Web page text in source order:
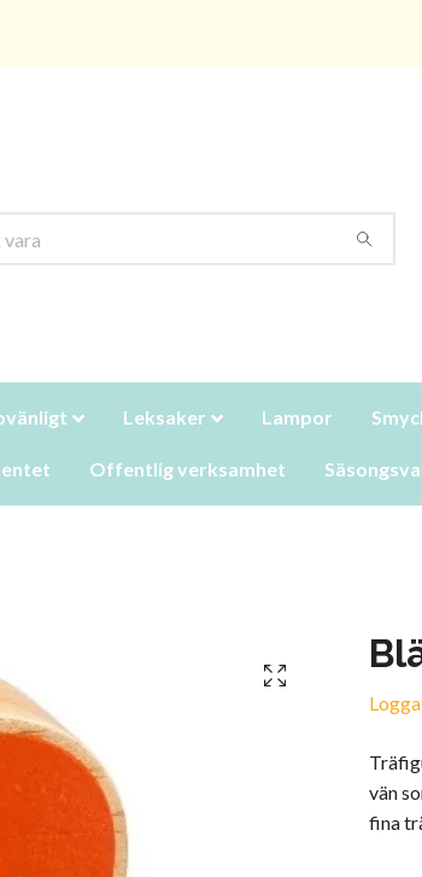
Leksaker Lampor
Offentlig verksamhet
vän
fina